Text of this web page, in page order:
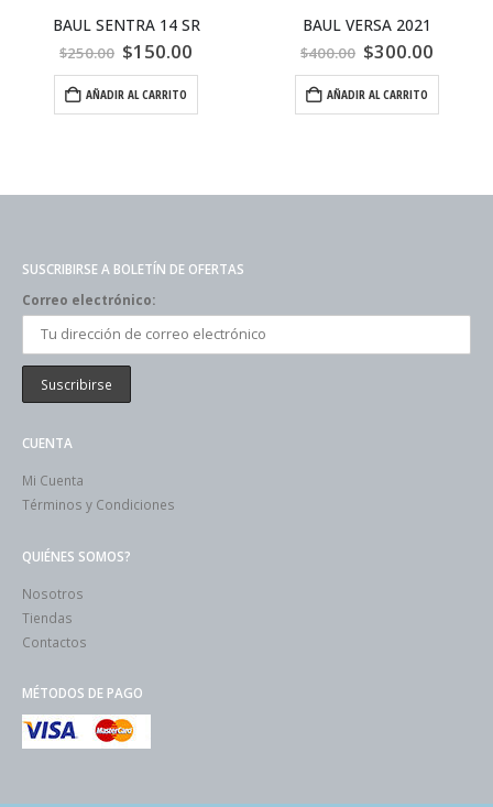
BAUL SENTRA 14 SR
$250.00 $150.00
AÑADIR AL CARRITO
BAUL VERSA 2021
$400.00 $300.00
AÑADIR AL CARRITO
SUSCRIBIRSE A BOLETÍN DE OFERTAS
Correo electrónico:
CUENTA
Mi Cuenta
Términos y Condiciones
QUIÉNES SOMOS?
Nosotros
Tiendas
Contactos
MÉTODOS DE PAGO